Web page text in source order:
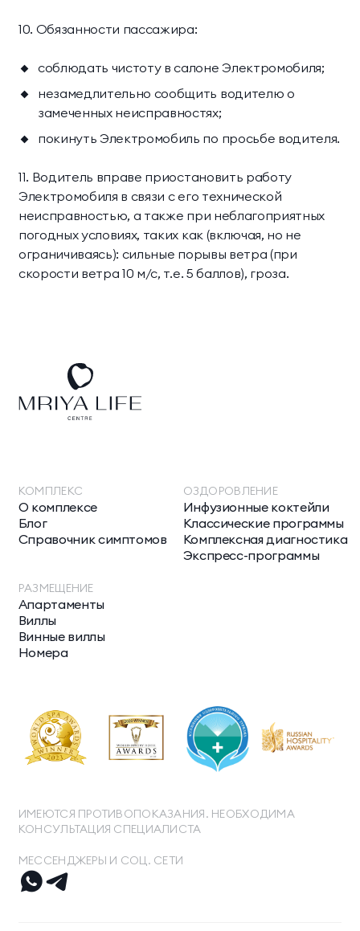
10. Обязанности пассажира:
соблюдать чистоту в салоне Электромобиля;
незамедлительно сообщить водителю о
замеченных неисправностях;
покинуть Электромобиль по просьбе водителя.
11. Водитель вправе приостановить работу
Электромобиля в связи с его технической
неисправностью, а также при неблагоприятных
погодных условиях, таких как (включая, но не
ограничиваясь): сильные порывы ветра (при
скорости ветра 10 м/с, т.е. 5 баллов), гроза.
КОМПЛЕКС
О комплексе
Блог
Справочник симптомов
ОЗДОРОВЛЕНИЕ
Инфузионные коктейли
Классические программы
Комплексная диагностика
Экспресс-программы
РАЗМЕЩЕНИЕ
Апартаменты
Виллы
Винные виллы
Номера
ИМЕЮТСЯ ПРОТИВОПОКАЗАНИЯ. НЕОБХОДИМА
КОНСУЛЬТАЦИЯ СПЕЦИАЛИСТА
МЕССЕНДЖЕРЫ И СОЦ. СЕТИ